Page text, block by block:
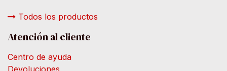
Todos los productos
Atención al cliente
Centro de ayuda
Devoluciones